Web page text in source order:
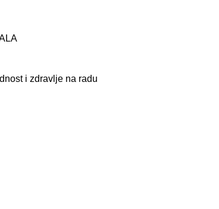
i zdravlje na radu